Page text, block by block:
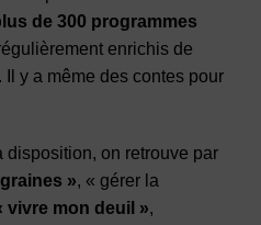
de 300 programmes
enrichis de
y a même des contes pour
disposition, on retrouve par
», « gérer la
vivre mon deuil »,